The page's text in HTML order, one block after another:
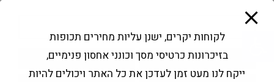
פתח סרגל נגישות
Products
search
החשבון שלי בקשה להצעה
לקוחות יקרים, ישנן עליות מחירים תכופות
בזיכרונות כרטיסי מסך וכונני אחסון פנימיים,
ייקח לנו מעט זמן לעדכן את כל האתר ויכולים להיות